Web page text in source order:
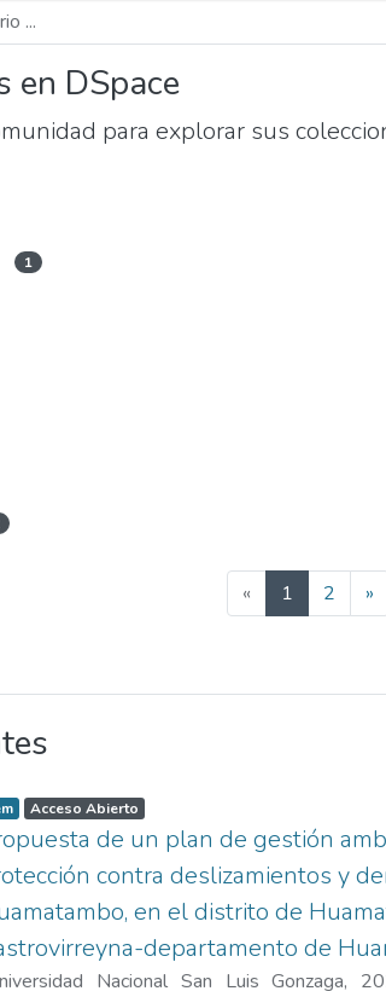
en DSpace
para explorar sus
1
« 1 (current)
2 »
type:
, A
c
c
e
s
t
a
u
:
Acceso Abierto,
de un plan de gestión
contra deslizamientos y
en el distrito de
departamento de
Nacional San Luis Gonzaga,